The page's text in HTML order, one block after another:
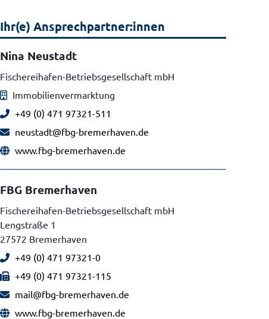
Ihr(e) Ansprechpartner:innen
Nina Neustadt
Fischereihafen-Betriebsgesellschaft mbH
Immobilienvermarktung
+49 (0) 471 97321-511
neustadt@fbg-bremerhaven.de
www.fbg-bremerhaven.de
FBG Bremerhaven
Fischereihafen-Betriebsgesellschaft mbH
Lengstraße 1
27572 Bremerhaven
+49 (0) 471 97321-0
+49 (0) 471 97321-115
mail@fbg-bremerhaven.de
www.fbg-bremerhaven.de